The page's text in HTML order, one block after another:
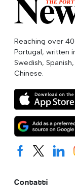
Reaching over
Portugal, written
Swedish,
Chinese.
Contatti